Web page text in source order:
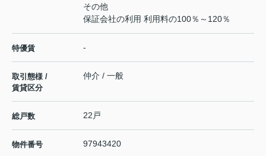
その他
保証会社の利用 利用料の100％～120％
特優賃 -
取引態様 /
賃貸区分
仲介 / 一般
総戸数 22戸
物件番号 97943420